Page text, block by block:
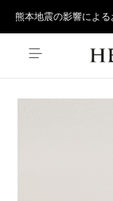
熊本地震の影響による